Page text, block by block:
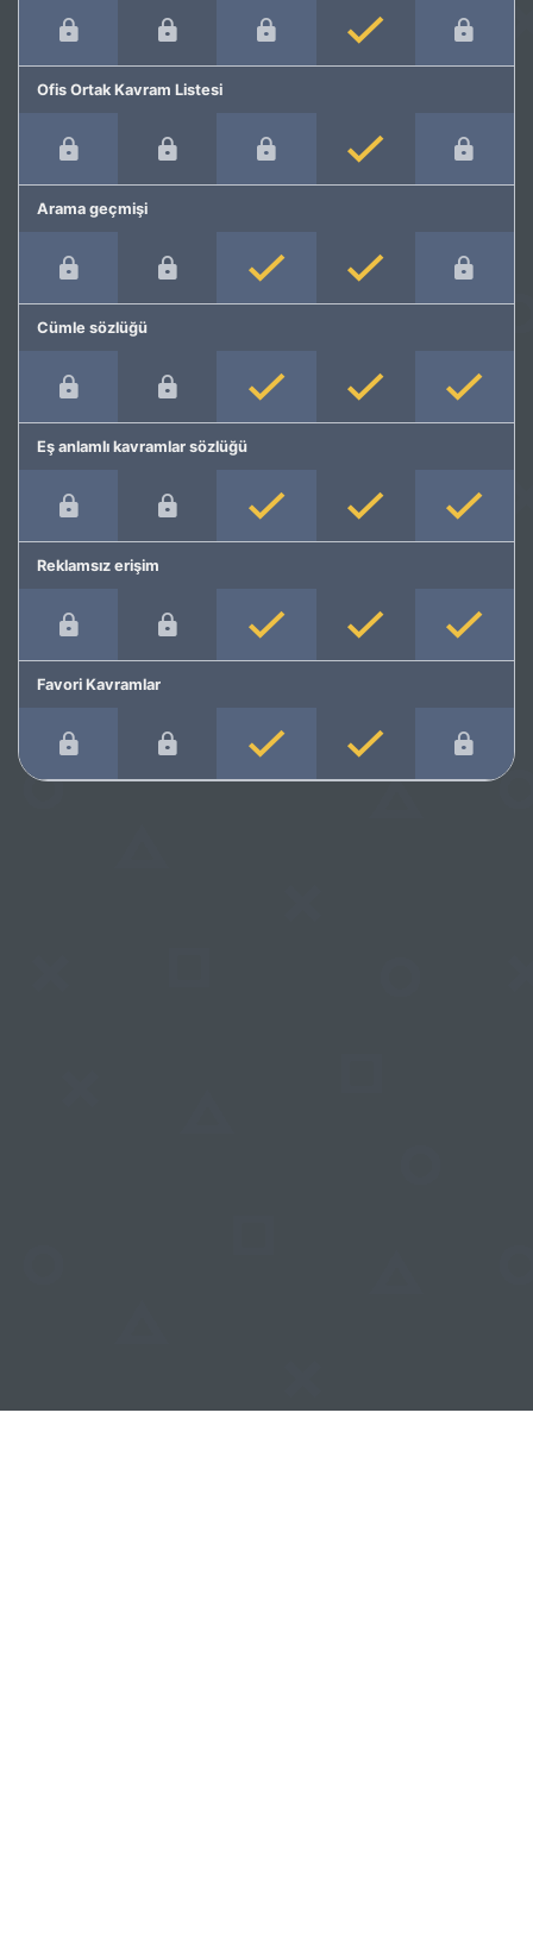
Ofis Ortak Kavram Listesi
Arama geçmişi
Cümle sözlüğü
Eş anlamlı kavramlar sözlüğü
Reklamsız erişim
Favori Kavramlar